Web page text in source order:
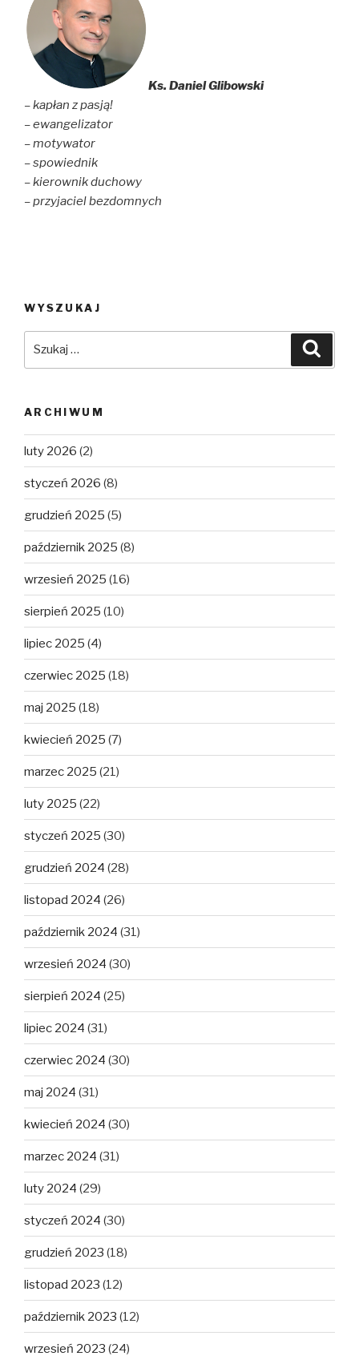
Ks. Daniel Glibowski
– kapłan z pasją!
– ewangelizator
– motywator
– spowiednik
– kierownik duchowy
– przyjaciel bezdomnych
WYSZUKAJ
ARCHIWUM
luty 2026 (2)
styczeń 2026 (8)
grudzień 2025 (5)
październik 2025 (8)
wrzesień 2025 (16)
sierpień 2025 (10)
lipiec 2025 (4)
czerwiec 2025 (18)
maj 2025 (18)
kwiecień 2025 (7)
marzec 2025 (21)
luty 2025 (22)
styczeń 2025 (30)
grudzień 2024 (28)
listopad 2024 (26)
październik 2024 (31)
wrzesień 2024 (30)
sierpień 2024 (25)
lipiec 2024 (31)
czerwiec 2024 (30)
maj 2024 (31)
kwiecień 2024 (30)
marzec 2024 (31)
luty 2024 (29)
styczeń 2024 (30)
grudzień 2023 (18)
listopad 2023 (12)
październik 2023 (12)
wrzesień 2023 (24)